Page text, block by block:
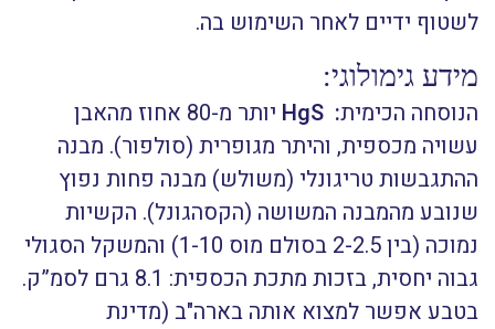
לשטוף ידיים לאחר השימוש בה.
מידע גימולוגי:
הנוסחה הכימית:
HgS
יותר מ-80 אחוז מהאבן
עשויה מכספית, והיתר מגופרית (סולפור). מבנה
ההתגבשות טריגונלי (משולש) מבנה פחות נפוץ
שנובע מהמבנה המשושה (הקסהגונל). הקשיות
נמוכה (בין 2-2.5 בסולם מוס 1-10) והמשקל הסגולי
גבוה יחסית, בזכות מתכת הכספית: 8.1 גרם לסמ”ק.
בטבע אפשר למצוא אותה בארה"ב (מדינת